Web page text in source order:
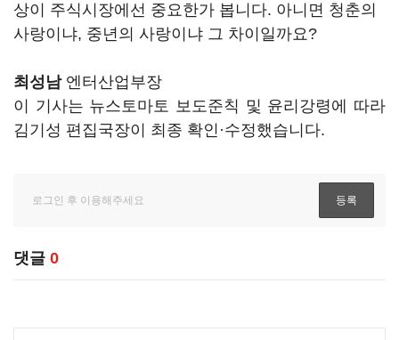
상이 주식시장에선 중요한가 봅니다. 아니면 청춘의
사랑이냐, 중년의 사랑이냐 그 차이일까요?
최성남엔터산업부장
이 기사는 뉴스토마토 보도준칙 및 윤리강령에 따라
김기성 편집국장이 최종 확인·수정했습니다.
댓글 0